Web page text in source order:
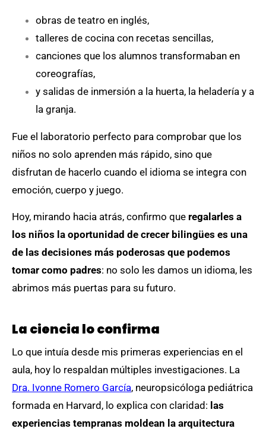
obras de teatro en inglés,
talleres de cocina con recetas sencillas,
canciones que los alumnos transformaban en
coreografías,
y salidas de inmersión a la huerta, la heladería y a
la granja.
Fue el laboratorio perfecto para comprobar que los
niños no solo aprenden más rápido, sino que
disfrutan de hacerlo cuando el idioma se integra con
emoción, cuerpo y juego.
Hoy, mirando hacia atrás, confirmo que regalarles a
los niños la oportunidad de crecer bilingües es una
de las decisiones más poderosas que podemos
tomar como padres: no solo les damos un idioma, les
abrimos más puertas para su futuro.
La ciencia lo confirma
Lo que intuía desde mis primeras experiencias en el
aula, hoy lo respaldan múltiples investigaciones. La
Dra. Ivonne Romero García, neuropsicóloga pediátrica
formada en Harvard, lo explica con claridad: las
experiencias tempranas moldean la arquitectura